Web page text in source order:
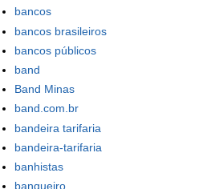
bancos
bancos brasileiros
bancos públicos
band
Band Minas
band.com.br
bandeira tarifaria
bandeira-tarifaria
banhistas
banqueiro